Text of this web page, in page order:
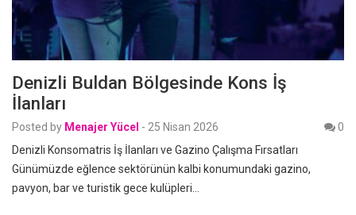
Denizli Buldan Bölgesinde Kons İş
İlanları
Posted by Menajer Yücel - 25 Nisan 2026
0
Denizli Konsomatris İş İlanları ve Gazino Çalışma Fırsatları
Günümüzde eğlence sektörünün kalbi konumundaki gazino,
pavyon, bar ve turistik gece kulüpleri…